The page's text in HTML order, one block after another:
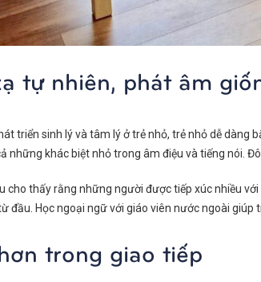
tự nhiên, phát âm
triển sinh lý và tâm lý ở trẻ nhỏ, trẻ nhỏ dễ
những khác biệt nhỏ trong âm điệu và tiếng nói.
cho thấy rằng những người được tiếp xúc nhiều
đầu. Học ngoại ngữ với giáo viên nước ngoài
trong giao tiếp